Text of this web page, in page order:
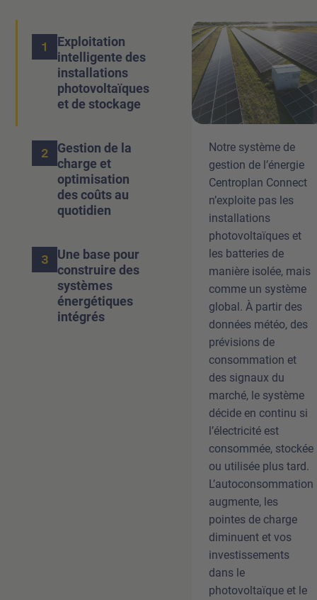
1
Exploitation
intelligente des
installations
photovoltaïques
et de stockage
2
Gestion de la
charge et
optimisation
des coûts au
quotidien
3
Une base pour
construire des
systèmes
énergétiques
intégrés
Notre système de
gestion de l’énergie
Centroplan Connect
n’exploite pas les
installations
photovoltaïques et
les batteries de
manière isolée, mais
comme un système
global. À partir des
données météo, des
prévisions de
consommation et
des signaux du
marché, le système
décide en continu si
l’électricité est
consommée, stockée
ou utilisée plus tard.
L’autoconsommation
augmente, les
pointes de charge
diminuent et vos
investissements
dans le
photovoltaïque et le